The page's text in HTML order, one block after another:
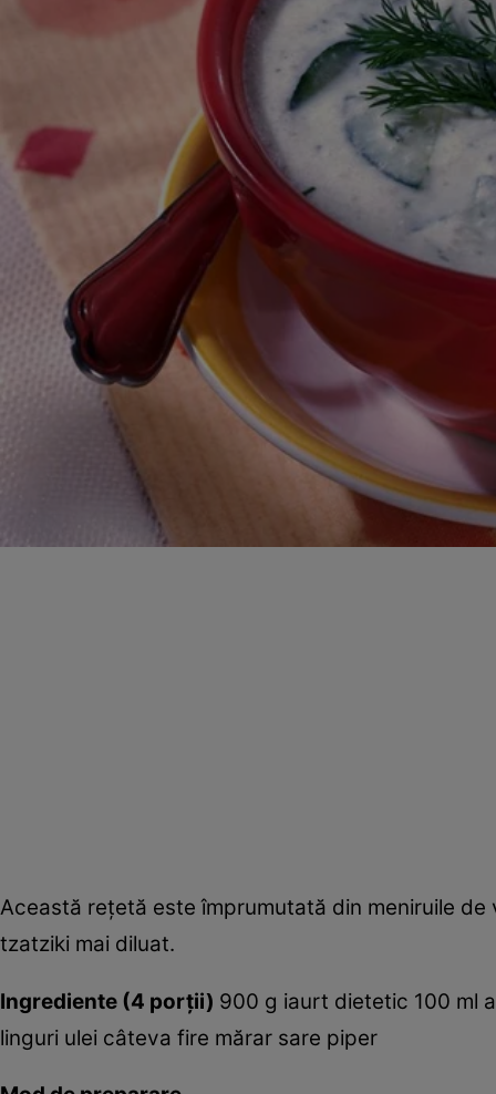
Această reţetă este împrumutată din meniruile de
tzatziki mai diluat.
Ingrediente (4 porţii) 900 g iaurt dietetic 100 ml
linguri ulei câteva fire mărar sare piper